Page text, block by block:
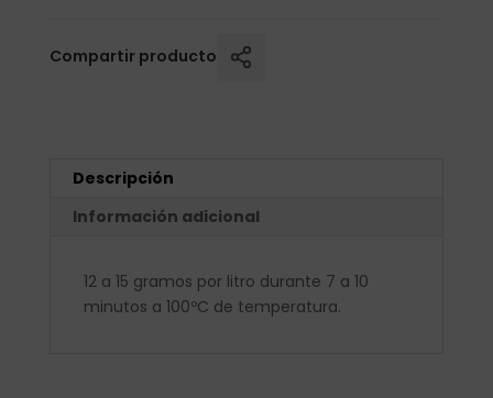
Compartir producto
Descripción
Información adicional
12 a 15 gramos por litro durante 7 a 10
minutos a 100ºC de temperatura.